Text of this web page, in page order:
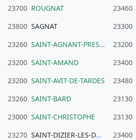
23700 ROUGNAT 23460
23800 SAGNAT 23300
23260 SAINT-AGNANT-PRES-CROCQ 23200
23200 SAINT-AMAND 23400
23200 SAINT-AVIT-DE-TARDES 23480
23260 SAINT-BARD 23130
23000 SAINT-CHRISTOPHE 23130
23270 SAINT-DIZIER-LES-DOMAINES 23400